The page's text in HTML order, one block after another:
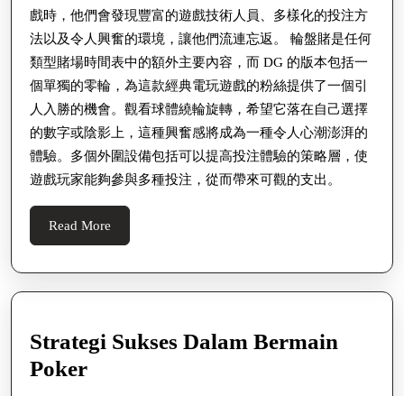
戲時，他們會發現豐富的遊戲技術人員、多樣化的投注方
法以及令人興奮的環境，讓他們流連忘返。 輪盤賭是任何
類型賭場時間表中的額外主要內容，而 DG 的版本包括一
個單獨的零輪，為這款經典電玩遊戲的粉絲提供了一個引
人入勝的機會。觀看球體繞輪旋轉，希望它落在自己選擇
的數字或陰影上，這種興奮感將成為一種令人心潮澎湃的
體驗。多個外圍設備包括可以提高投注體驗的策略層，使
遊戲玩家能夠參與多種投注，從而帶來可觀的支出。
Read More
More
Strategi Sukses Dalam Bermain
PokerStrategi